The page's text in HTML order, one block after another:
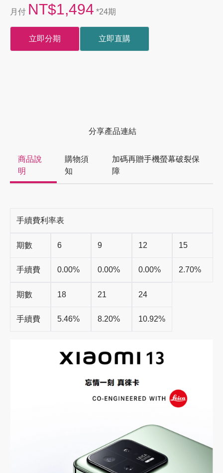
月付 NT$1,494 *24期
立即分期 立即直購
分享產品連結
商品說
明
購物須
知
加碼再贈手機螢幕破裂保
障
手續費利率表
期數
手續費
6
0.00%
9
0.00%
12
0.00%
15
2.70%
期數
手續費
18
5.46%
21
8.20%
24
10.92%